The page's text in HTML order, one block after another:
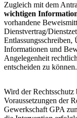
Zugleich mit dem
wichtigen
vorhandene
Dienstvertrag/
Entlassungsschreiben,
Informationen und
Angelegenheit
entscheiden zu können.
Wird der
Voraussetzungen der
Gewerkschaft GPA